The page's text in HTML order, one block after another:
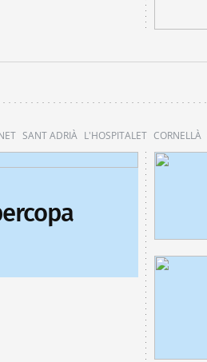
SANT ADRIÀ L'HOSPITALET CORNELLÀ